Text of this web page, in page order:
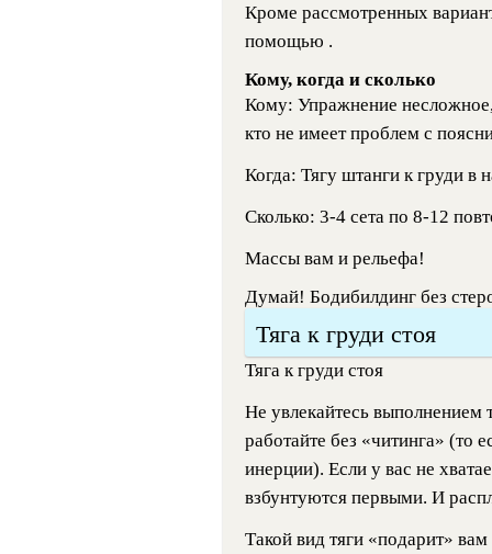
Кроме рассмотренных
помощью .
Кому, когда и сколько
Кому: Упражнение
кто не имеет проблем с
Когда: Тягу штанги к груди в
Сколько: 3-4 сета по 8-12
Массы вам и рельефа!
Думай! Бодибилдинг без
Тяга к груди стоя
Тяга к груди стоя
Не увлекайтесь выполнением
работайте без «читинга» (то
инерции). Если у вас не
взбунтуются первыми. И
Такой вид тяги «подарит»